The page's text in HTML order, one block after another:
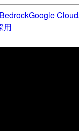
BedrockGoogle Cloud
用